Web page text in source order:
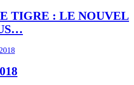
TIGRE : LE NOUVEL